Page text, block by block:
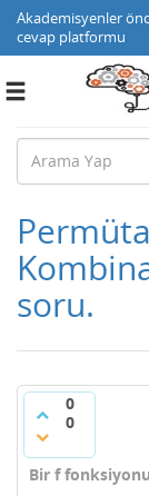
Akademisyenler
cevap platformu
Toggle
soru.
0
0
Bir f fonksiyonu